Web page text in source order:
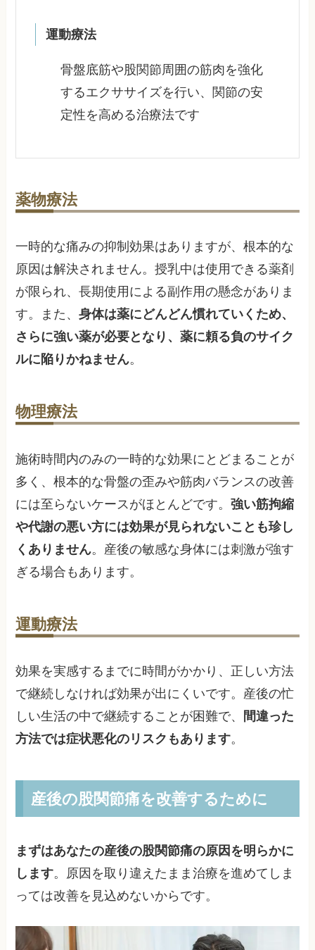
運動療法
骨盤底筋や股関節周囲の筋肉を強化
するエクササイズを行い、関節の安
定性を高める治療法です
薬物療法
一時的な痛みの抑制効果はありますが、根本的な
原因は解決されません。授乳中は使用できる薬剤
が限られ、長期使用による副作用の懸念がありま
す。また、身体は薬にどんどん慣れていくため、
さらに強い薬が必要となり、薬に頼る負のサイク
ルに陥りかねません。
物理療法
施術時間内のみの一時的な効果にとどまることが
多く、根本的な骨盤の歪みや筋肉バランスの改善
には至らないケースがほとんどです。強い筋拘縮
や代謝の悪い方には効果が見られないことも珍し
くありません。産後の敏感な身体には刺激が強す
ぎる場合もあります。
運動療法
効果を実感するまでに時間がかかり、正しい方法
で継続しなければ効果が出にくいです。産後の忙
しい生活の中で継続することが困難で、
間違った
方法では症状悪化のリスクもあります。
産後の股関節痛を改善するために
まずはあなたの産後の股関節痛の原因を明らかに
します。原因を取り違えたまま治療を進めてしま
っては改善を見込めないからです。